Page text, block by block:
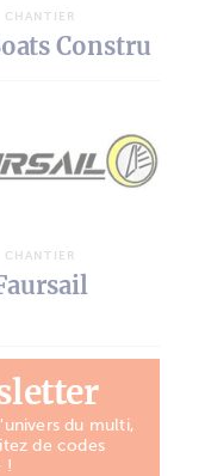
CHANTIER
Constru
CHANTIER
du multi,
de codes
!